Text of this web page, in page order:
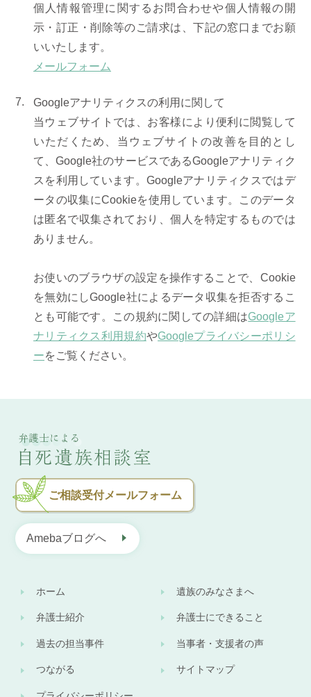
個人情報管理に関するお問合わせや個人情報の開
示・訂正・削除等のご請求は、下記の窓口までお願
いいたします。
メールフォーム
Googleアナリティクスの利用に関して
当ウェブサイトでは、お客様により便利に閲覧して
いただくため、当ウェブサイトの改善を目的とし
て、Google社のサービスであるGoogleアナリティク
スを利用しています。Googleアナリティクスではデ
ータの収集にCookieを使用しています。このデータ
は匿名で収集されており、個人を特定するものでは
ありません。
お使いのブラウザの設定を操作することで、Cookie
を無効にしGoogle社によるデータ収集を拒否するこ
とも可能です。この規約に関しての詳細はGoogleア
ナリティクス利用規約やGoogleプライバシーポリシ
ーをご覧ください。
ご相談受付メールフォーム
Amebaブログへ
ホーム 遺族のみなさまへ
弁護士紹介 弁護士にできること
過去の担当事件 当事者・支援者の声
つながる サイトマップ